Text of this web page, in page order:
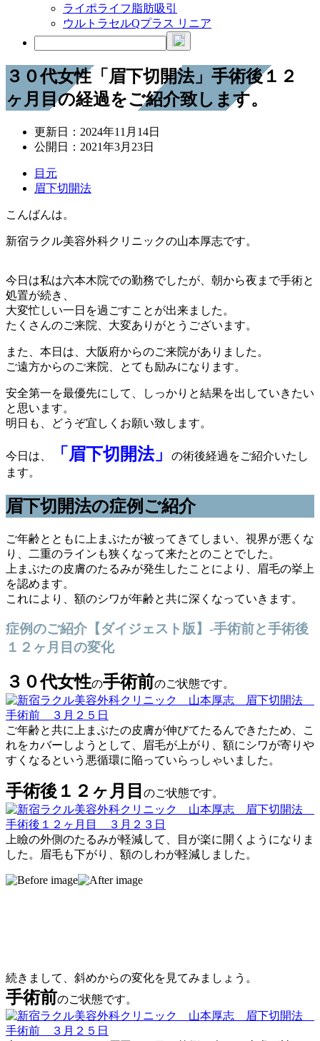
ライポライフ脂肪吸引
ウルトラセルQプラス リニア
３０代女性「眉下切開法」手術後１２
ヶ月目の経過をご紹介致します。
更新日： 2024年11月14日
公開日： 2021年3月23日
目元
眉下切開法
こんばんは。
新宿ラクル美容外科クリニックの山本厚志です。
今日は私は六本木院での勤務でしたが、朝から夜まで手術と
処置が続き、
大変忙しい一日を過ごすことが出来ました。
たくさんのご来院、大変ありがとうございます。
また、本日は、大阪府からのご来院がありました。
ご遠方からのご来院、とても励みになります。
安全第一を最優先にして、しっかりと結果を出していきたい
と思います。
明日も、どうぞ宜しくお願い致します。
今日は、 「眉下切開法」
の術後経過をご紹介いたし
ます。
眉下切開法の症例ご紹介
ご年齢とともに上まぶたが被ってきてしまい、視界が悪くな
り、二重のラインも狭くなって来たとのことでした。
上まぶたの皮膚のたるみが発生したことにより、眉毛の挙上
を認めます。
これにより、額のシワが年齢と共に深くなっていきます。
症例のご紹介【ダイジェスト版】-手術前と手術後
１２ヶ月目の変化
３０代女性の手術前のご状態です。
ご年齢と共に上まぶたの皮膚が伸びてたるんできたため、こ
れをカバーしようとして、眉毛が上がり、額にシワが寄りや
すくなるという悪循環に陥っていらっしゃいました。
手術後１２ヶ月目 のご状態です。
上瞼の外側のたるみが軽減して、目が楽に開くようになりま
した。眉毛も下がり、額のしわが軽減しました。
続きまして、斜めからの変化を見てみましょう。
手術前のご状態です。